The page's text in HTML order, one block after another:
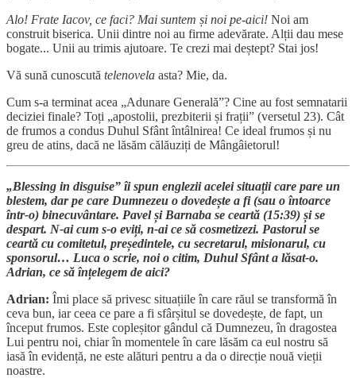
Alo! Frate Iacov, ce faci? Mai suntem și noi pe-aici! Noi am
construit biserica. Unii dintre noi au firme adevărate. Alții dau mese
bogate... Unii au trimis ajutoare. Te crezi mai deștept? Stai jos!
Vă sună cunoscută telenovela asta? Mie, da.
Cum s-a terminat acea „Adunare Generală”? Cine au fost semnatarii
deciziei finale? Toți „apostolii, prezbiterii și frații” (versetul 23). Cât
de frumos a condus Duhul Sfânt întâlnirea! Ce ideal frumos și nu
greu de atins, dacă ne lăsăm călăuziți de Mângâietorul!
„Blessing in disguise” îi spun englezii acelei situații care pare un
blestem, dar pe care Dumnezeu o dovedește a fi (sau o întoarce
într-o) binecuvântare. Pavel și Barnaba se ceartă (15:39) și se
despart. N-ai cum s-o eviți, n-ai ce să cosmetizezi. Pastorul se
ceartă cu comitetul, președintele, cu secretarul, misionarul, cu
sponsorul… Luca o scrie, noi o citim, Duhul Sfânt a lăsat-o.
Adrian, ce să înțelegem de aici?
Adrian: Îmi place să privesc situațiile în care răul se transformă în
ceva bun, iar ceea ce pare a fi sfârșitul se dovedește, de fapt, un
început frumos. Este copleșitor gândul că Dumnezeu, în dragostea
Lui pentru noi, chiar în momentele în care lăsăm ca eul nostru să
iasă în evidență, ne este alături pentru a da o direcție nouă vieții
noastre.